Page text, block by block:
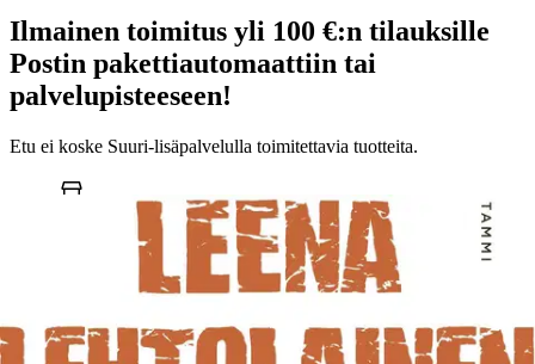
Ilmainen toimitus yli 100 €:n tilauksille
Postin pakettiautomaattiin tai
palvelupisteeseen!
Etu ei koske Suuri‑lisäpalvelulla toimitettavia tuotteita.
Tarkista myymäläsaatavuus
Ei saatavilla